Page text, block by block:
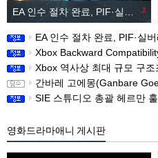
2
EA 인수 절차 완료, PIF·실버레이크 컨소시엄 산하 편입
EA 인수 절차 완료, PIF·실버
Xbox Backward
Xbox 역사상 최대 규모 구조조정,
간바레 고에몽(Ganbare
SIE 스튜디오 총괄 헤르만 훌스트,
영화드라마애니 게시판